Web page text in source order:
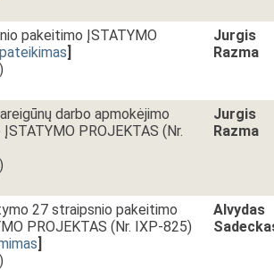
pakeitimo ĮSTATYMO
pateikimas]
)
Jurgis
Razma
darbo apmokėjimo
PROJEKTAS (Nr.
)
Jurgis
Razma
27 straipsnio pakeitimo
PROJEKTAS (Nr. IXP-825)
]
)
Alvydas